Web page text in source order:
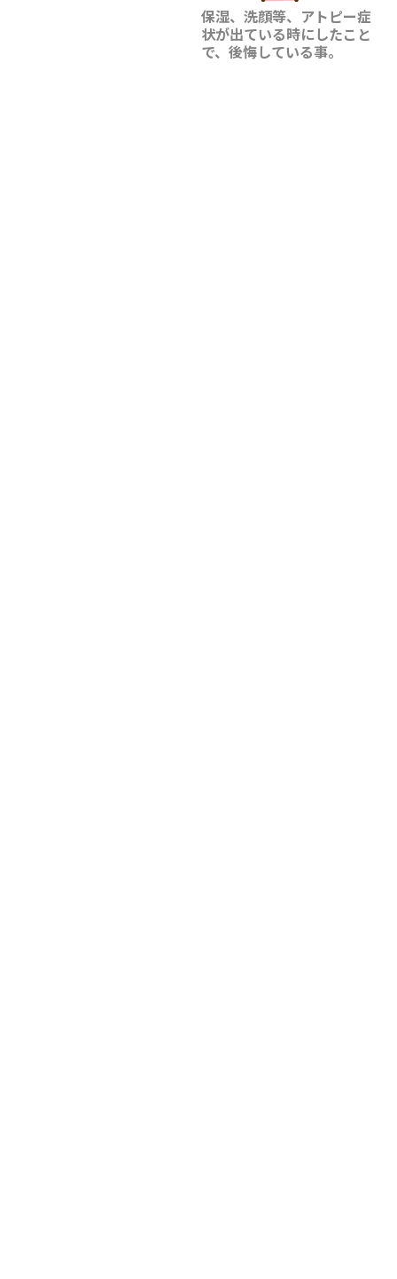
保湿、洗顔等、アトピー症
状が出ている時にしたこと
で、後悔している事。